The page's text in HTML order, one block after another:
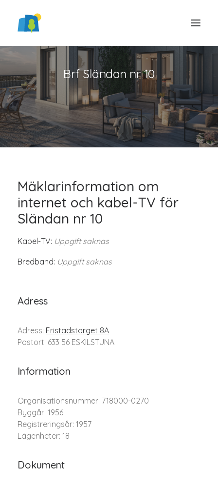
Brf Sländan nr 10
Mäklarinformation om
internet och kabel-TV för
Sländan nr 10
Kabel-TV: Uppgift saknas
Bredband: Uppgift saknas
Adress
Adress: Fristadstorget 8A
Postort: 633 56 ESKILSTUNA
Information
Organisationsnummer: 718000-0270
Byggår: 1956
Registreringsår: 1957
Lägenheter: 18
Dokument